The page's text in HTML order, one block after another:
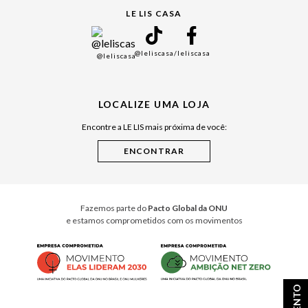
Cuidados Casa
LE LIS CASA
@leliscasa@leliscasa/leliscasa
LOCALIZE UMA LOJA
Encontre a LE LIS mais próxima de você:
Fazemos parte do Pacto Global da ONU
e estamos comprometidos com os movimentos